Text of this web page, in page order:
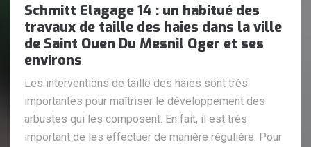
Schmitt Elagage 14 : un habitué des
travaux de taille des haies dans la ville
de Saint Ouen Du Mesnil Oger et ses
environs
Les interventions de taille des haies sont très
importantes pour maîtriser le développement des
arbustes qui les composent. En fait, il est très
important de les effectuer de manière régulière. Pour